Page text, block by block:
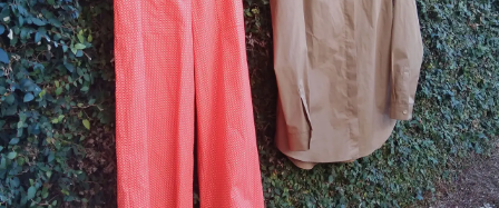
NEWS 2025,01,01
あけましておめでとうございます